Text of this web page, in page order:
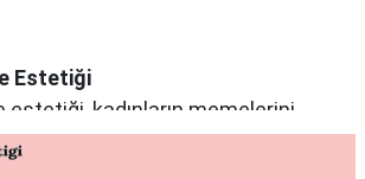
Estetiği
estetiği, kadınların memelerini
getirmek ve vücut oranlarını
durumlarda tercih edilen